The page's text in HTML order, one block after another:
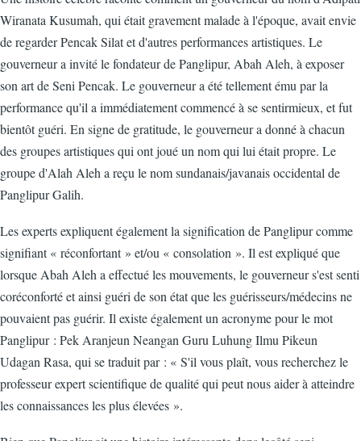
Wiranata Kusumah, qui était gravement malade à l'époque, avait envie
de regarder Pencak Silat et d'autres performances artistiques. Le
gouverneur a invité le fondateur de Panglipur, Abah Aleh, à exposer
son art de Seni Pencak. Le gouverneur a été tellement ému par la
performance qu'il a immédiatement commencé à se sentirmieux, et fut
bientôt guéri. En signe de gratitude, le gouverneur a donné à chacun
des groupes artistiques qui ont joué un nom qui lui était propre. Le
groupe d'Alah Aleh a reçu le nom sundanais/javanais occidental de
Panglipur Galih.
Les experts expliquent également la signification de Panglipur comme
signifiant « réconfortant » et/ou « consolation ». Il est expliqué que
lorsque Abah Aleh a effectué les mouvements, le gouverneur s'est senti
coréconforté et ainsi guéri de son état que les guérisseurs/médecins ne
pouvaient pas guérir. Il existe également un acronyme pour le mot
Panglipur : Pek Aranjeun Neangan Guru Luhung Ilmu Pikeun
Udagan Rasa, qui se traduit par : « S'il vous plaît, vous recherchez le
professeur expert scientifique de qualité qui peut nous aider à atteindre
les connaissances les plus élevées ».